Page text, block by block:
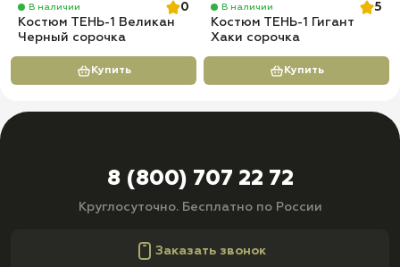
В наличии
0
Костюм ТЕНЬ-1 Великан
Черный сорочка
Купить
В наличии
5
Костюм ТЕНЬ-1 Гигант
Хаки сорочка
Купить
8 (800) 707 22 72
Круглосуточно. Бесплатно по России
Заказать звонок